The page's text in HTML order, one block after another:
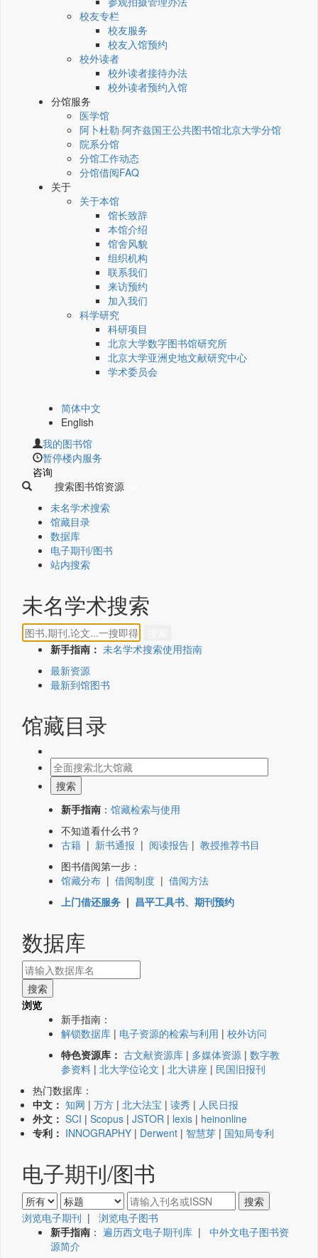
校友专栏
校友服务
校友入馆预约
校外读者
校外读者接待办法
校外读者预约入馆
分馆服务
医学馆
阿卜杜勒·阿齐兹国王公共图书馆北京大学分馆
院系分馆
分馆工作动态
分馆借阅FAQ
关于
关于本馆
馆长致辞
本馆介绍
馆舍风貌
组织机构
联系我们
来访预约
加入我们
科学研究
科研项目
北京大学数字图书馆研究所
北京大学亚洲史地文献研究中心
学术委员会
简体中文
English
我的图书馆
暂停楼内服务
咨询
搜索图书馆资源
未名学术搜索
馆藏目录
数据库
电子期刊/图书
站内搜索
未名学术搜索
新手指南： 未名学术搜索使用指南
最新资源
最新到馆图书
馆藏目录
新手指南 ： 馆藏检索与使用
不知道看什么书？
古籍 | 新书通报 | 阅读报告 | 教授推荐书目
图书借阅第一步：
馆藏分布 | 借阅制度 | 借阅方法
上门借还服务 | 昌平工具书、期刊预约
数据库
浏览
新手指南：
解锁数据库 | 电子资源的检索与利用 | 校外访问
特色资源库： 古文献资源库 | 多媒体资源 | 数字教
参资料 | 北大学位论文 | 北大讲座 | 民国旧报刊
热门数据库：
中文： 知网 | 万方 | 北大法宝 | 读秀 | 人民日报
外文： SCI | Scopus | JSTOR | lexis | heinonline
专利： INNOGRAPHY | Derwent | 智慧芽 | 国知局专利
电子期刊/图书
浏览电子期刊 | 浏览电子图书
新手指南 ： 遍历西文电子期刊库 | 中外文电子图书资
源简介